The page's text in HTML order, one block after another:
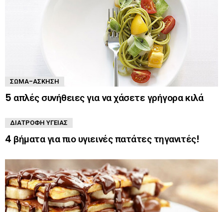
ΣΏΜΑ-ΆΣΚΗΣΗ
5 απλές συνήθειες για να χάσετε γρήγορα κιλά
ΔΙΑΤΡΟΦΉ ΥΓΕΊΑΣ
4 βήματα για πιο υγιεινές πατάτες τηγανιτές!